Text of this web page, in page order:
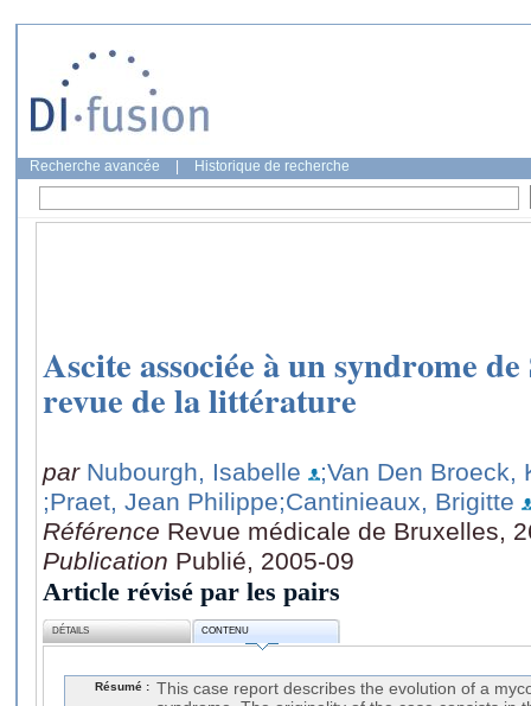
Recherche avancée Historique de recherche
Ascite associée à un syndrome
revue de la littérature
par Nubourgh, Isabelle
;Van Den Broeck,
;Praet, Jean Philippe;Cantinieaux, Brigitte
Référence Revue médicale de Bruxelles,
Publication Publié, 2005-09
Article révisé par les pairs
DÉTAILS CONTENU
Résumé : This case report describes the evolution of a